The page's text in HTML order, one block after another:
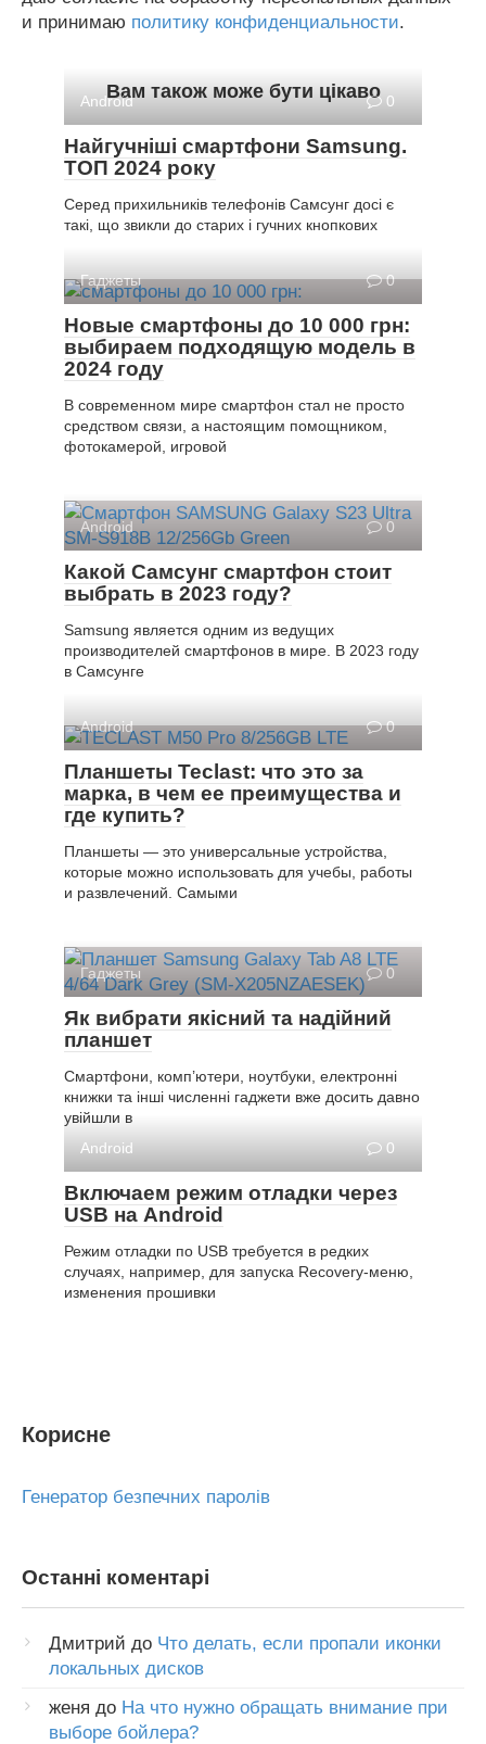
и принимаю политику конфиденциальности.
Вам також може бути цікаво
Android 0
Найгучніші смартфони Samsung.
ТОП 2024 року
Серед прихильників телефонів Самсунг досі є
такі, що звикли до старих і гучних кнопкових
Гаджеты 0
Новые смартфоны до 10 000 грн:
выбираем подходящую модель в
2024 году
В современном мире смартфон стал не просто
средством связи, а настоящим помощником,
фотокамерой, игровой
Android 0
Какой Самсунг смартфон стоит
выбрать в 2023 году?
Samsung является одним из ведущих
производителей смартфонов в мире. В 2023 году
в Самсунге
Android 0
Планшеты Teclast: что это за
марка, в чем ее преимущества и
где купить?
Планшеты — это универсальные устройства,
которые можно использовать для учебы, работы
и развлечений. Самыми
Гаджеты 0
Як вибрати якісний та надійний
планшет
Смартфони, комп’ютери, ноутбуки, електронні
книжки та інші численні гаджети вже досить давно
увійшли в
Android
0
Включаем режим отладки через
USB на Android
Режим отладки по USB требуется в редких
случаях, например, для запуска Recovery-меню,
изменения прошивки
Корисне
Генератор безпечних паролів
Останні коментарі
Дмитрий до Что делать, если пропали иконки
локальных дисков
женя до На что нужно обращать внимание при
выборе бойлера?